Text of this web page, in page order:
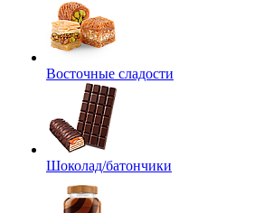
Восточные сладости
Шоколад/батончики